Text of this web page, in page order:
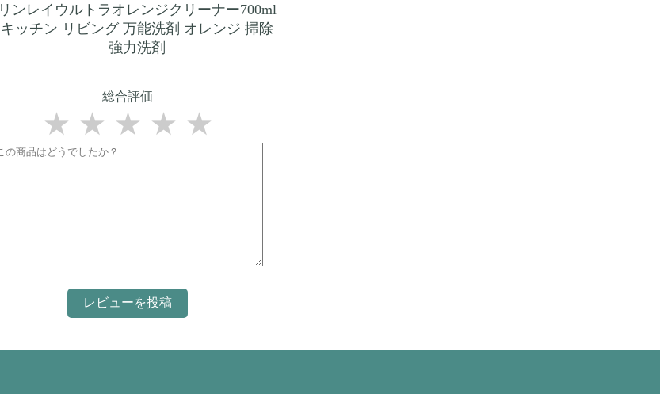
リンレイウルトラオレンジクリーナー700ml
キッチン リビング 万能洗剤 オレンジ 掃除
強力洗剤
総合評価
★
★
★
★
★